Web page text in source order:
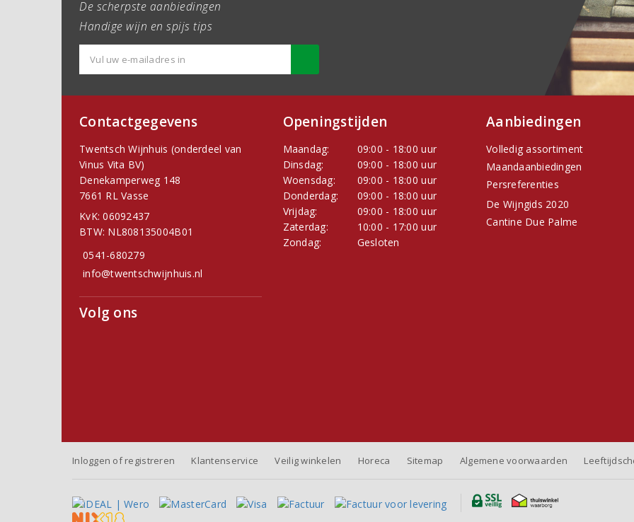
De scherpste aanbiedingen
Handige wijn en spijs tips
Contactgegevens
Twentsch Wijnhuis (onderdeel van
Vinus Vita BV)
Denekamperweg 148
7661 RL Vasse
KvK: 06092437
BTW: NL808135004B01
0541-680279
info@twentschwijnhuis.nl
Volg ons
Openingstijden
Maandag:
09:00 - 18:00 uur
Dinsdag:
09:00 - 18:00 uur
Woensdag:
09:00 - 18:00 uur
Donderdag:
09:00 - 18:00 uur
Vrijdag:
09:00 - 18:00 uur
Zaterdag:
10:00 - 17:00 uur
Zondag:
Gesloten
Aanbiedingen
Volledig assortiment
Maandaanbiedingen
Persreferenties
De Wijngids 2020
Cantine Due Palme
Inloggen of registreren Klantenservice Veilig winkelen Horeca Sitemap Algemene voorwaarden